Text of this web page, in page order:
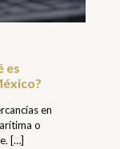
es
en
o
[…]